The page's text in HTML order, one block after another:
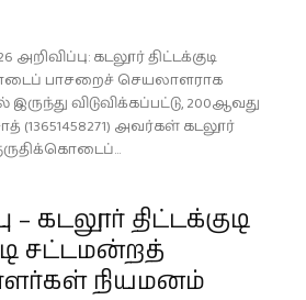
அறிவிப்பு: கடலூர் திட்டக்குடி
பாசறைச் செயலாளராக
விடுவிக்கப்பட்டு, 200ஆவது
அவர்கள் கடலூர்
கடலூர் திட்டக்குடி
சட்டமன்றத்
நியமனம்